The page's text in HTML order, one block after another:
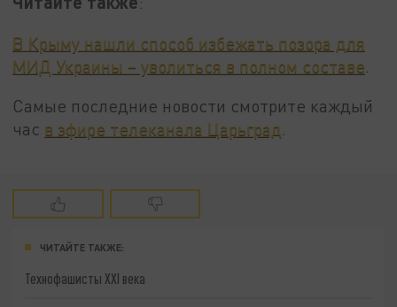
В Крыму нашли способ избежать позора для
МИД Украины – уволиться в полном составе
Самые последние новости смотрите каждый
час в эфире телеканала Царьград
ЧИТАЙТЕ ТАКЖЕ:
Технофашисты XXI века